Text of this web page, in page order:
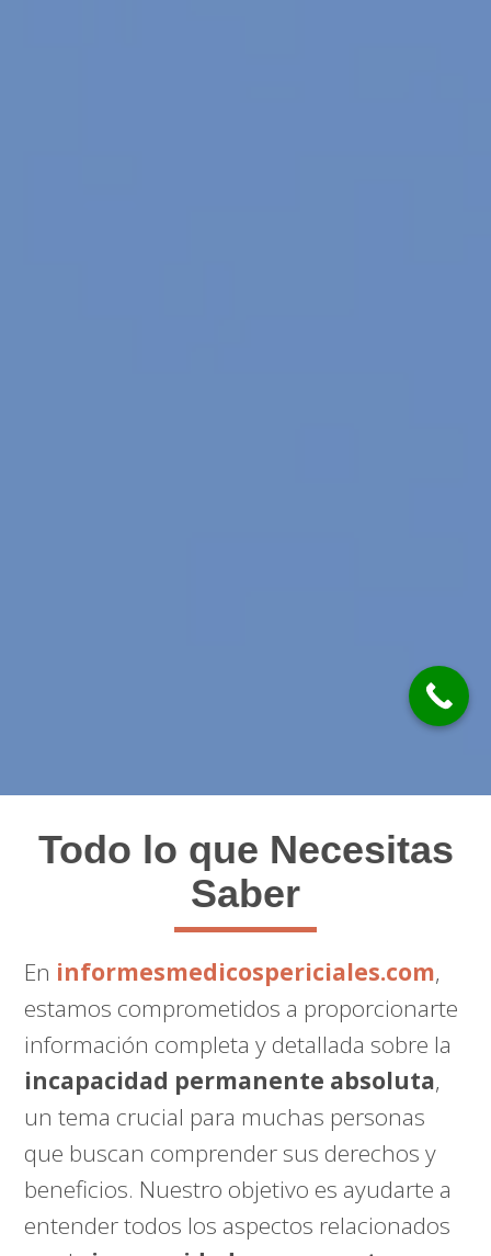
Todo lo que Necesitas
Saber
En informesmedicospericiales.com,
estamos comprometidos a proporcionarte
información completa y detallada sobre la
incapacidad permanente absoluta,
un tema crucial para muchas personas
que buscan comprender sus derechos y
beneficios. Nuestro objetivo es ayudarte a
entender todos los aspectos relacionados